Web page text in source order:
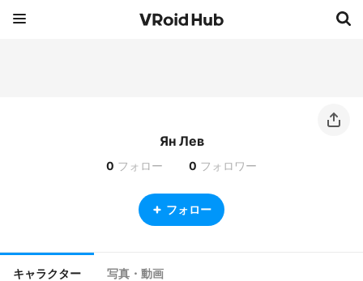
Ян Лев
0 フォロー 0 フォロワー
フォロー
キャラクター 写真・動画